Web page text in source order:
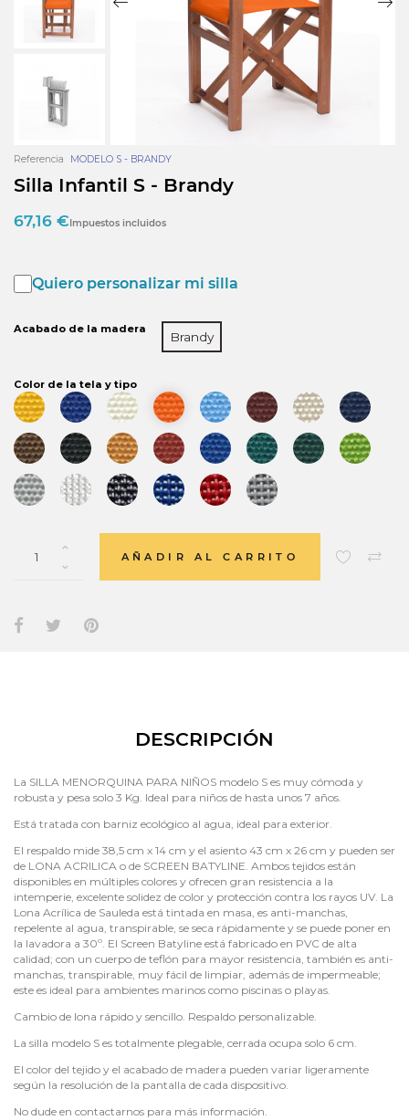
Referencia MODELO S - BRANDY
Silla Infantil S - Brandy
67,16 € Impuestos incluidos
Quiero personalizar mi silla
Acabado de la madera
Brandy
Color de la tela y tipo
AÑADIR AL CARRITO
DESCRIPCIÓN
La SILLA MENORQUINA PARA NIÑOS modelo S es muy cómoda y
robusta y pesa solo 3 Kg. Ideal para niños de hasta unos 7 años.
Está tratada con barniz ecológico al agua, ideal para exterior.
El respaldo mide 38,5 cm x 14 cm y el asiento 43 cm x 26 cm y pueden ser
de LONA ACRILICA o de SCREEN BATYLINE. Ambos tejidos están
disponibles en múltiples colores y ofrecen gran resistencia a la
intemperie, excelente solidez de color y protección contra los rayos UV. La
Lona Acrílica de Sauleda está tintada en masa, es anti-manchas,
repelente al agua, transpirable, se seca rápidamente y se puede poner en
la lavadora a 30º. El Screen Batyline está fabricado en PVC de alta
calidad; con un cuerpo de teflón para mayor resistencia, también es anti-
manchas, transpirable, muy fácil de limpiar, además de impermeable;
este es ideal para ambientes marinos como piscinas o playas.
Cambio de lona rápido y sencillo. Respaldo personalizable.
La silla modelo S es totalmente plegable, cerrada ocupa solo 6 cm.
El color del tejido y el acabado de madera pueden variar ligeramente
según la resolución de la pantalla de cada dispositivo.
No dude en contactarnos para más información.